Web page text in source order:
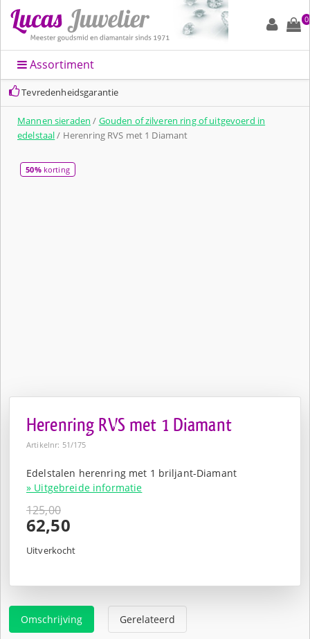
0
Assortiment
Tevredenheidsgarantie
Mannen sieraden / Gouden of zilveren ring of uitgevoerd in
edelstaal/ Herenring RVS met 1 Diamant
50%korting
Herenring RVS met 1 Diamant
Artikelnr: 51/175
Edelstalen herenring met 1 briljant-Diamant
» Uitgebreide informatie
125,00
Oorspronkelijke
prijs
was:
62,50
Huidige
prijs
€62,50.
Uitverkocht
Omschrijving Gerelateerd